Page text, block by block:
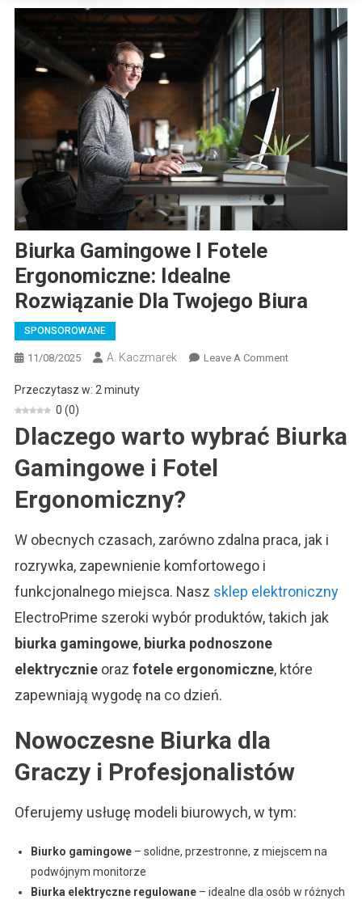
Biurka Gamingowe I Fotele
Ergonomiczne: Idealne
Rozwiązanie Dla Twojego Biura
SPONSOROWANE
11/08/2025 A. Kaczmarek Leave A CommentOn
Fotele
Biura
Przeczytasz w: 2 minuty
0 (0)
Dlaczego warto wybrać Biurka
Gamingowe i Fotel
Ergonomiczny?
W obecnych czasach, zarówno zdalna praca, jak i
rozrywka, zapewnienie komfortowego i
funkcjonalnego miejsca. Nasz sklep elektroniczny
ElectroPrime szeroki wybór produktów, takich jak
biurka gamingowe, biurka podnoszone
elektrycznieoraz fotele ergonomiczne, które
zapewniają wygodę na co dzień.
Nowoczesne Biurka dla
Graczy i Profesjonalistów
Oferujemy usługę modeli biurowych, w tym:
Biurko gamingowe– solidne, przestronne, z miejscem na
podwójnym monitorze
Biurka elektryczne regulowane– idealne dla osób w różnych